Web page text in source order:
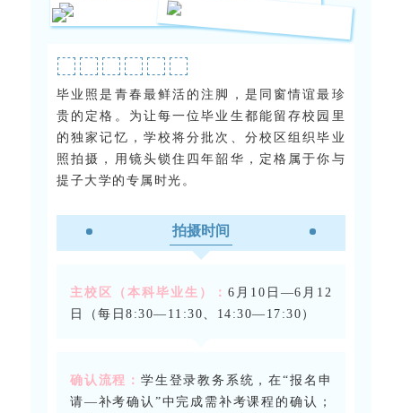
毕业照是青春最鲜活的注脚，是同窗情谊最珍
贵的定格。为让每一位毕业生都能留存校园里
的独家记忆，学校将分批次、分校区组织毕业
照拍摄，用镜头锁住四年韶华，定格属于你与
提子大学的专属时光。
拍摄时间
主校区（本科毕业生）： 6月10日—6月12
日（每日8:30—11:30、14:30—17:30）
确认流程：学生登录教务系统，在“报名申
请—补考确认”中完成需补考课程的确认；